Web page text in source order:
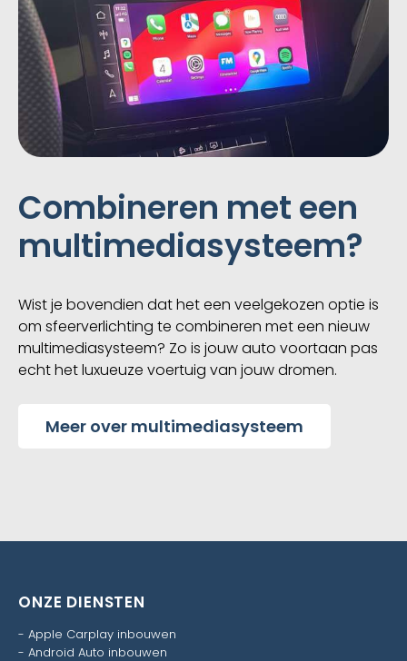
Combineren met een
multimediasysteem?
Wist je bovendien dat het een veelgekozen optie is
om sfeerverlichting te combineren met een nieuw
multimediasysteem? Zo is jouw auto voortaan pas
echt het luxueuze voertuig van jouw dromen.
Meer over multimediasysteem
ONZE DIENSTEN
- Apple Carplay inbouwen
- Android Auto inbouwen